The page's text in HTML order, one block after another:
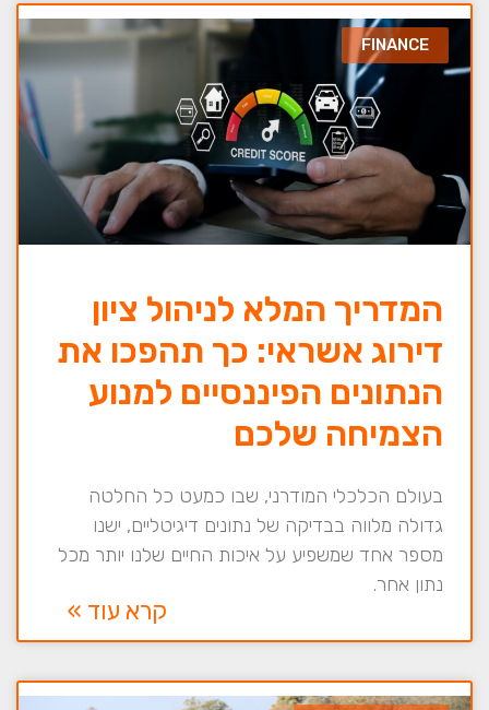
FINANCE
המדריך המלא לניהול ציון
דירוג אשראי: כך תהפכו את
הנתונים הפיננסיים למנוע
הצמיחה שלכם
בעולם הכלכלי המודרני, שבו כמעט כל החלטה
גדולה מלווה בבדיקה של נתונים דיגיטליים, ישנו
מספר אחד שמשפיע על איכות החיים שלנו יותר מכל
נתון אחר.
קרא עוד »